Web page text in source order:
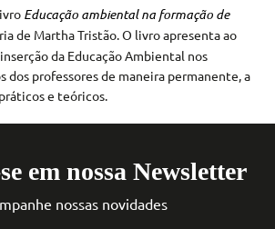
Educação ambiental na formação de
de Martha Tristão. O livro apresenta ao
da Educação Ambiental nos
dos professores de maneira permanente, a
e teóricos.
em nossa Newsletter
nossas novidades